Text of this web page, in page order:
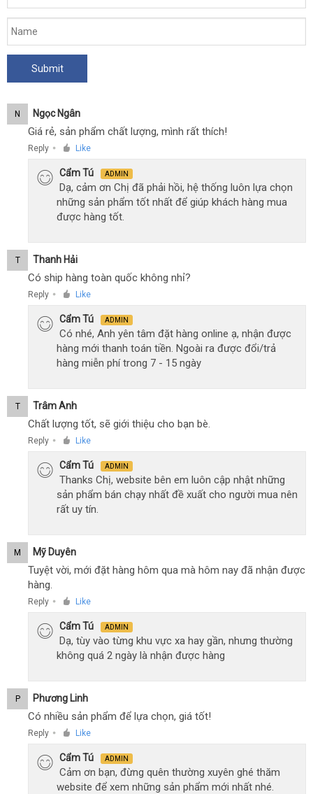
N Ngọc Ngân
Giá rẻ, sản phẩm chất lượng, mình rất thích!
Reply ● Like
Cẩm Tú ADMIN
Dạ, cảm ơn Chị đã phải hồi, hệ thống luôn lựa chọn
những sản phẩm tốt nhất để giúp khách hàng mua
được hàng tốt.
T Thanh Hải
Có ship hàng toàn quốc không nhỉ?
Reply ● Like
Cẩm Tú ADMIN
Có nhé, Anh yên tâm đặt hàng online ạ, nhận được
hàng mới thanh toán tiền. Ngoài ra được đổi/trả
hàng miễn phí trong 7 - 15 ngày
T Trâm Anh
Chất lượng tốt, sẽ giới thiệu cho bạn bè.
Reply ● Like
Cẩm Tú ADMIN
Thanks Chị, website bên em luôn cập nhật những
sản phẩm bán chạy nhất đề xuất cho người mua nên
rất uy tín.
M Mỹ Duyên
Tuyệt vời, mới đặt hàng hôm qua mà hôm nay đã nhận được
hàng.
Reply ● Like
Cẩm Tú ADMIN
Dạ, tùy vào từng khu vực xa hay gần, nhưng thường
không quá 2 ngày là nhận được hàng
P Phương Linh
Có nhiều sản phẩm để lựa chọn, giá tốt!
Reply ● Like
Cẩm Tú ADMIN
Cảm ơn bạn, đừng quên thường xuyên ghé thăm
website để xem những sản phẩm mới nhất nhé.